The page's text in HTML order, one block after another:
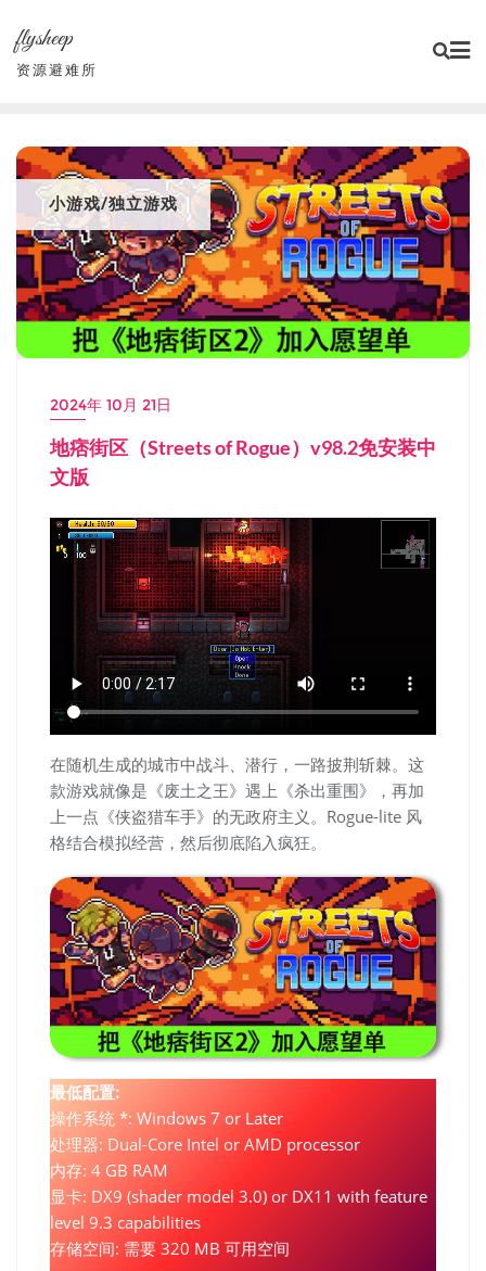
content
flysheep
资源避难所
小游戏/独立游戏
2024年 10月 21日
地痞街区（Streets of Rogue）v98.2免安装中
文版
在随机生成的城市中战斗、潜行，一路披荆斩棘。这
款游戏就像是《废土之王》遇上《杀出重围》，再加
上一点《侠盗猎车手》的无政府主义。Rogue-lite 风
格结合模拟经营，然后彻底陷入疯狂。
最低配置:
操作系统 *: Windows 7 or Later
处理器: Dual-Core Intel or AMD processor
内存: 4 GB RAM
显卡: DX9 (shader model 3.0) or DX11 with feature
level 9.3 capabilities
存储空间: 需要 320 MB 可用空间